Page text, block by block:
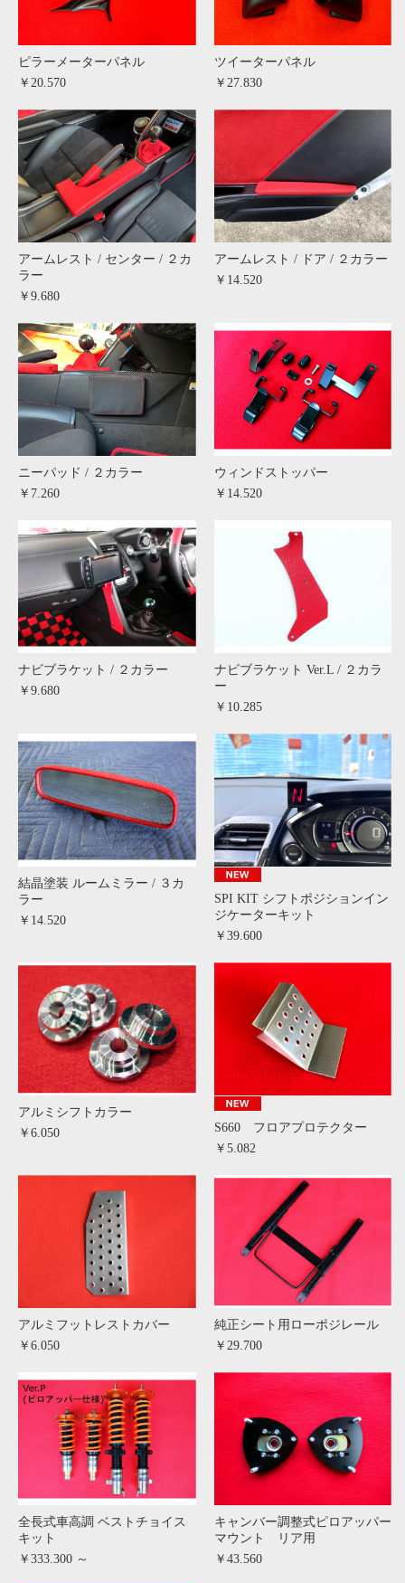
ピラーメーターパネル
￥20.570
ツイーターパネル
￥27.830
アームレスト / センター / ２カ
ラー
￥9.680
アームレスト / ドア / ２カラー
￥14.520
ニーパッド / ２カラー
￥7.260
ウィンドストッパー
￥14.520
ナビブラケット / ２カラー
￥9.680
ナビブラケット Ver.L / ２カラ
ー
￥10.285
結晶塗装 ルームミラー / ３カ
ラー
￥14.520
SPI KIT シフトポジションイン
ジケーターキット
￥39.600
アルミシフトカラー
￥6.050
S660 フロアプロテクター
￥5.082
アルミフットレストカバー
￥6.050
純正シート用ローポジレール
￥29.700
全長式車高調 ベストチョイス
キット
￥333.300 ～
キャンバー調整式ピロアッパー
マウント リア用
￥43.560